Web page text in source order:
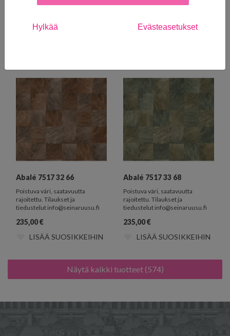
Poistuva väri, saatavuutta
235,00€
Abalé 7517 32 66
Poistuva väri, saatavuutta
rajoitettu. Tilaukset ja
tiedustelut info@seinaruusu.fi
235,00€
LISÄÄ SUOSIKKEIHIN
Abalé 7517 33 68
Poistuva väri, saatavuutta
rajoitettu. Tilaukset ja
tiedustelut info@seinaruusu.fi
235,00€
LISÄÄ SUOSIKKEIHIN
Näytä kaikki tuotteet (574)
Hylkää Evästeasetukset